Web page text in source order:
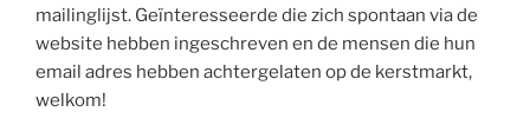
mailinglijst. Geïnteresseerde die zich spontaan via de
website hebben ingeschreven en de mensen die hun
email adres hebben achtergelaten op de kerstmarkt,
welkom!